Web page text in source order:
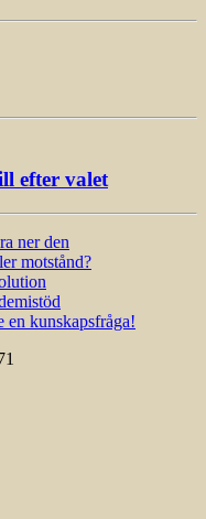
efter valet
ner den
motstånd?
en kunskapsfråga!